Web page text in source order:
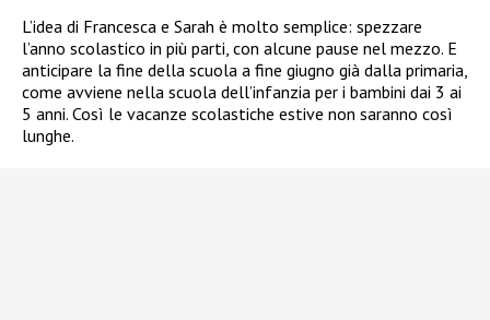
L’idea di Francesca e Sarah è molto semplice: spezzare
l’anno scolastico in più parti, con alcune pause nel mezzo. E
anticipare la fine della scuola a fine giugno già dalla primaria,
come avviene nella scuola dell’infanzia per i bambini dai 3 ai
5 anni. Così le vacanze scolastiche estive non saranno così
lunghe.